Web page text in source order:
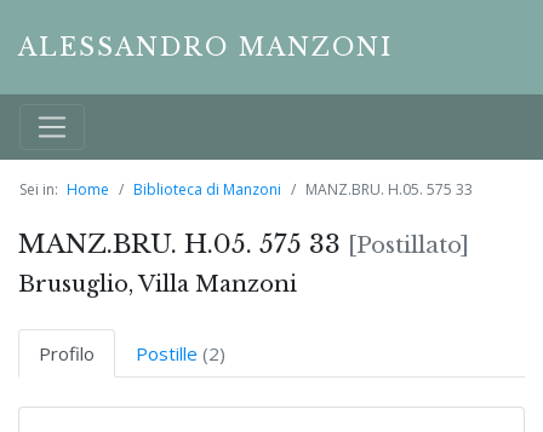
ALESSANDRO MANZONI
Sei in: Home Biblioteca di Manzoni MANZ.BRU. H.05. 575 33
MANZ.BRU. H.05. 575 33 [Postillato]
Brusuglio, Villa Manzoni
Profilo Postille (2)